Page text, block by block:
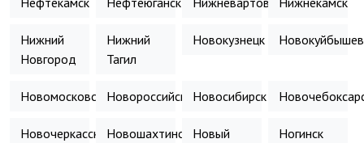
Нижний
Новгород
Нижний
Тагил
Новокузнецк
Новомосковск Новороссийск Новосибирск
Новочеркасск Новошахтинск
Новый
Ногинск